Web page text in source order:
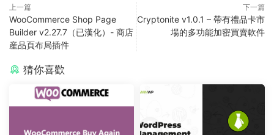
上一篇
WooCommerce Shop Page
Builder v2.27.7（已漢化）- 商店
産品頁布局插件
下一篇
Cryptonite v1.0.1 – 帶有禮品卡市
場的多功能加密買賣軟件
猜你喜歡